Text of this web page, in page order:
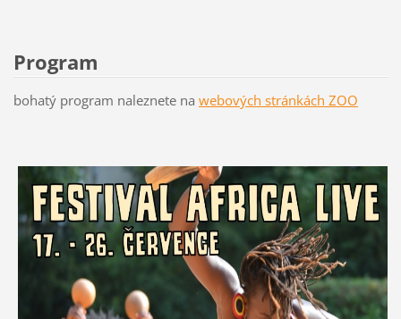
Program
bohatý program naleznete na webových stránkách ZOO